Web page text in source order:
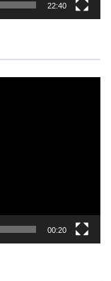
22:40
00:20